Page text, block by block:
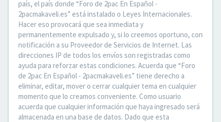
país, el país donde “Foro de 2pac En Español -
2pacmakaveli.es” está instalado o Leyes Internacionales.
Hacer eso provocará que sea inmediata y
permanentemente expulsado y, si lo creemos oportuno, con
notificación a su Proveedor de Servicios de Internet. Las
direcciones IP de todos los envíos son registradas como
ayuda para reforzar estas condiciones. Acuerda que “Foro
de 2pac En Español - 2pacmakaveli.es” tiene derecho a
eliminar, editar, mover o cerrar cualquier tema en cualquier
momento que lo creamos conveniente. Como usuario
acuerda que cualquier información que haya ingresado será
almacenada en una base de datos. Dado que esta